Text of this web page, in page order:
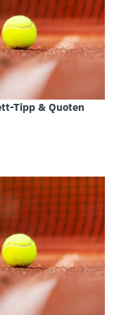
Tipp & Quoten